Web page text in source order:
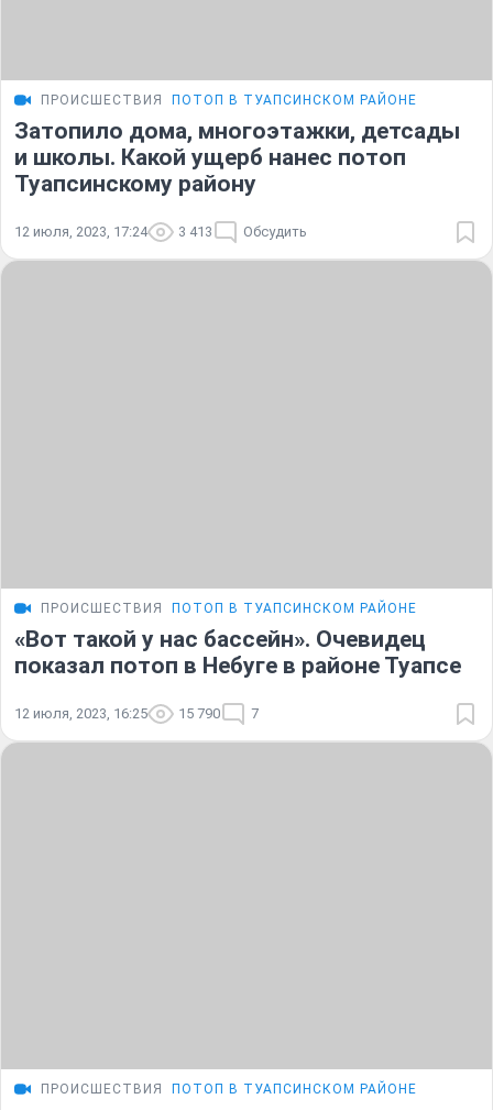
ПРОИСШЕСТВИЯ ПОТОП В ТУАПСИНСКОМ РАЙОНЕ
Затопило дома, многоэтажки, детсады
и школы. Какой ущерб нанес потоп
Туапсинскому району
12 июля, 2023, 17:24 3 413 Обсудить
ПРОИСШЕСТВИЯ ПОТОП В ТУАПСИНСКОМ РАЙОНЕ
«Вот такой у нас бассейн». Очевидец
показал потоп в Небуге в районе Туапсе
12 июля, 2023, 16:25 15 790 7
ПРОИСШЕСТВИЯ ПОТОП В ТУАПСИНСКОМ РАЙОНЕ